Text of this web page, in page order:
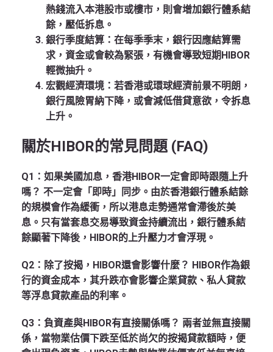
熱錢流入本港股市或樓市，則會增加銀行體系結
餘，壓低拆息。
銀行季度結算 ：在每季季末，銀行因應結算需
求，資金或會較為緊張，有機會導致短期HIBOR
輕微抽升。
宏觀經濟環境 ：若香港或環球經濟前景不明朗，
銀行風險胃納下降，或會減低借貸意欲，令拆息
上升。
關於HIBOR的常見問題 (FAQ)
Q1：如果美國加息，香港HIBOR一定會即時跟隨上升
嗎？ 不一定會「即時」同步。由於香港銀行體系結餘
的規模會作為緩衝，所以港息走勢通常會滯後於美
息。只有當套息交易導致資金持續流出，銀行體系結
餘顯著下降後，HIBOR的上升壓力才會浮現。
Q2：除了按揭，HIBOR還會影響什麼？ HIBOR作為銀
行的資金成本，其升跌亦會影響企業貸款、私人貸款
等浮息貸款產品的利率。
Q3：負資產與HIBOR有直接關係嗎？ 兩者並無直接關
係，當物業估價下跌至低於尚欠的按揭貸款額時，便